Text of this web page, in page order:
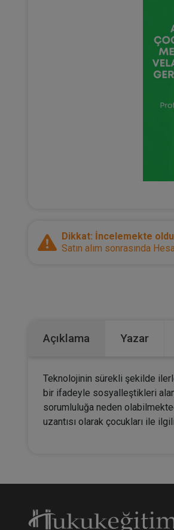
Dikkat: İncelemekte
Satın alım sonrasında
Açıklama Yazar
Teknolojinin sürekli şekilde
bir ifadeyle sosyalleştikleri
sorumluluğa neden
uzantısı olarak çocukları ile